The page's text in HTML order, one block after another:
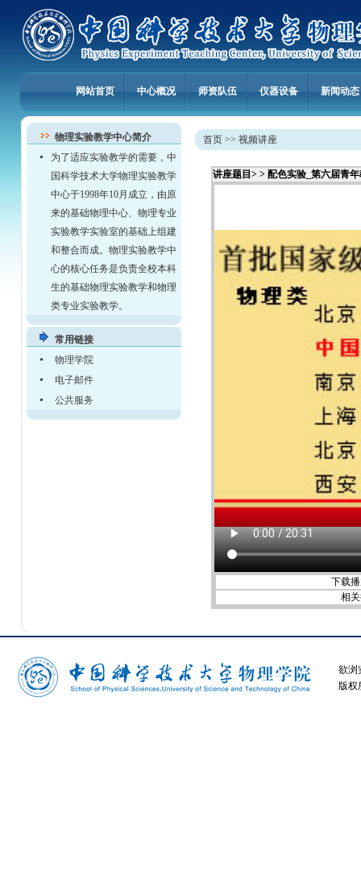
网站首页 中心概况 师资队伍 仪器设备 新闻动态
物理实验教学中心简介
为了适应实验教学的需要，中
国科学技术大学物理实验教学
中心于1998年10月成立，由原
来的基础物理中心、物理专业
实验教学实验室的基础上组建
和整合而成。物理实验教学中
心的核心任务是负责全校本科
生的基础物理实验教学和物理
类专业实验教学。
常用链接
物理学院
电子邮件
公共服务
首页 >> 视频讲座
讲座题目> > 配色实验_第六届青
下载
相
欲浏
版权